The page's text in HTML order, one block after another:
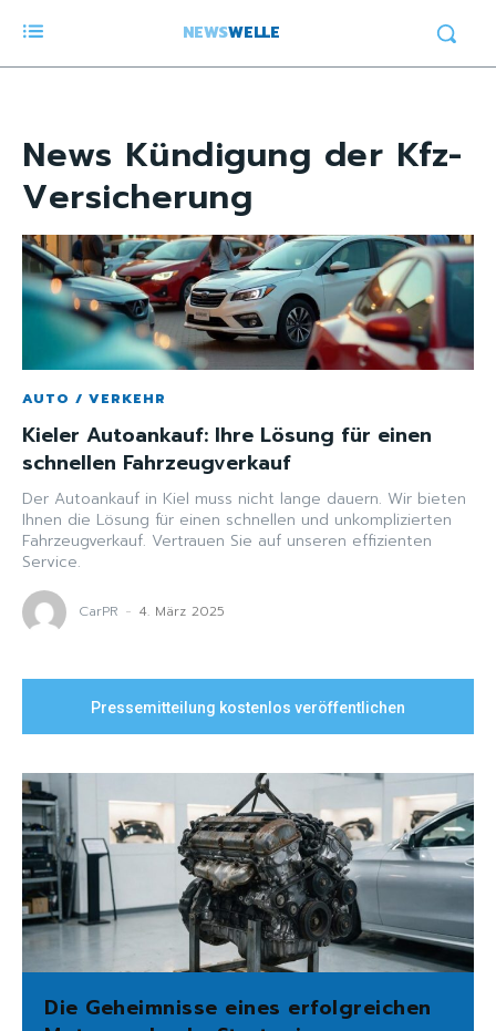
NEWSWELLE
News Kündigung der Kfz-
Versicherung
AUTO / VERKEHR
Kieler Autoankauf: Ihre Lösung für einen
schnellen Fahrzeugverkauf
Der Autoankauf in Kiel muss nicht lange dauern. Wir bieten
Ihnen die Lösung für einen schnellen und unkomplizierten
Fahrzeugverkauf. Vertrauen Sie auf unseren effizienten
Service.
CarPR - 4. März 2025
Pressemitteilung kostenlos veröffentlichen
Die Geheimnisse eines erfolgreichen